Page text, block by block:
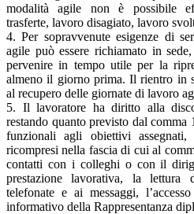
modalità agile non è possibile
trasferte, lavoro disagiato, lavoro
4. Per sopravvenute esigenze di
agile può essere richiamato in
pervenire in tempo utile per la
almeno il giorno prima. Il rientro in
al recupero delle giornate di lavoro
5. Il lavoratore ha diritto alla
restando quanto previsto dal comma
funzionali agli obiettivi
ricompresi nella fascia di cui al
contatti con i colleghi o con il
prestazione lavorativa, la lettura
telefonate e ai messaggi,
informativo della Rappresentanza